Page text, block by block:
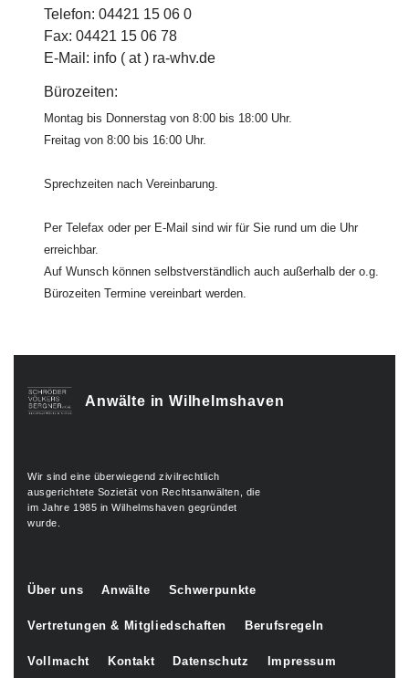
Telefon: 04421 15 06 0
Fax: 04421 15 06 78
E-Mail: info ( at ) ra-whv.de
Bürozeiten:
Montag bis Donnerstag von 8:00 bis 18:00 Uhr.
Freitag von 8:00 bis 16:00 Uhr.
Sprechzeiten nach Vereinbarung.
Per Telefax oder per E-Mail sind wir für Sie rund um die Uhr
erreichbar.
Auf Wunsch können selbstverständlich auch außerhalb der o.g.
Bürozeiten Termine vereinbart werden.
Anwälte in Wilhelmshaven
Wir sind eine überwiegend zivilrechtlich
ausgerichtete Sozietät von Rechtsanwälten, die
im Jahre 1985 in Wilhelmshaven gegründet
wurde.
Über uns Anwälte Schwerpunkte
Vertretungen & Mitgliedschaften Berufsregeln
Vollmacht Kontakt Datenschutz Impressum